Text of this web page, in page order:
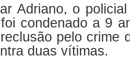
Adriano, o
condenado a 9
pelo crime
duas vítimas.